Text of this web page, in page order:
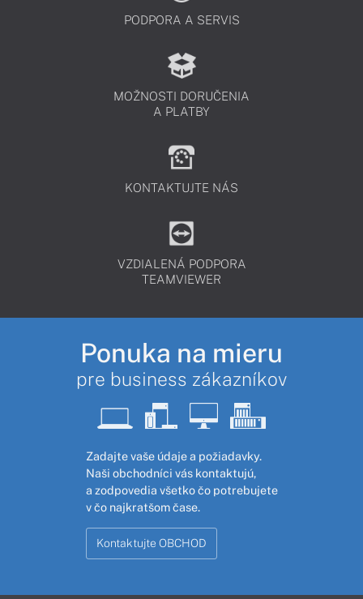
PODPORA A SERVIS
MOŽNOSTI DORUČENIA
A PLATBY
KONTAKTUJTE NÁS
VZDIALENÁ PODPORA
TEAMVIEWER
Ponuka na mieru
pre business zákazníkov
Zadajte vaše údaje a požiadavky.
Naši obchodníci vás kontaktujú,
a zodpovedia všetko čo potrebujete
v čo najkratšom čase.
Kontaktujte OBCHOD